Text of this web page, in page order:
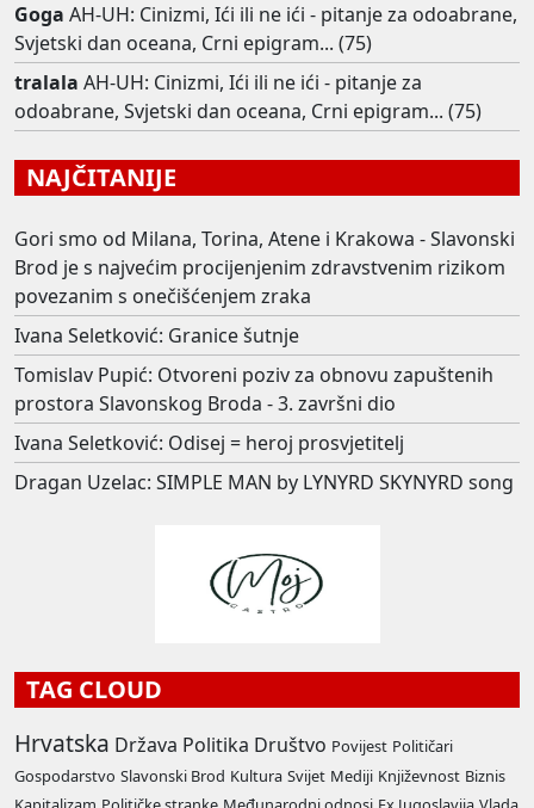
Goga AH-UH: Cinizmi, Ići ili ne ići - pitanje za odoabrane,
Svjetski dan oceana, Crni epigram... (75)
tralala AH-UH: Cinizmi, Ići ili ne ići - pitanje za
odoabrane, Svjetski dan oceana, Crni epigram... (75)
NAJČITANIJE
Gori smo od Milana, Torina, Atene i Krakowa - Slavonski
Brod je s najvećim procijenjenim zdravstvenim rizikom
povezanim s onečišćenjem zraka
Ivana Seletković: Granice šutnje
Tomislav Pupić: Otvoreni poziv za obnovu zapuštenih
prostora Slavonskog Broda - 3. završni dio
Ivana Seletković: Odisej = heroj prosvjetitelj
Dragan Uzelac: SIMPLE MAN by LYNYRD SKYNYRD song
TAG CLOUD
Hrvatska Država Politika Društvo Povijest Političari
Gospodarstvo Slavonski Brod Kultura Svijet Mediji Književnost Biznis